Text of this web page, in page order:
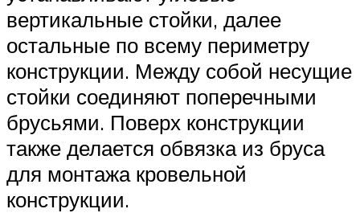
вертикальные стойки, далее
остальные по всему периметру
конструкции. Между собой несущие
стойки соединяют поперечными
брусьями. Поверх конструкции
также делается обвязка из бруса
для монтажа кровельной
конструкции.